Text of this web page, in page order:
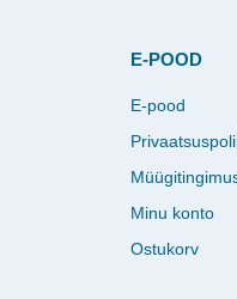
E-POOD
E-pood
Minu konto
Ostukorv